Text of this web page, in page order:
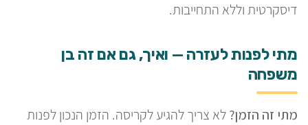
דיסקרטית וללא התחייבות.
מתי לפנות לעזרה — ואיך, גם אם זה בן
משפחה
מתי זה הזמן?לא צריך להגיע לקריסה. הזמן הנכון לפנות